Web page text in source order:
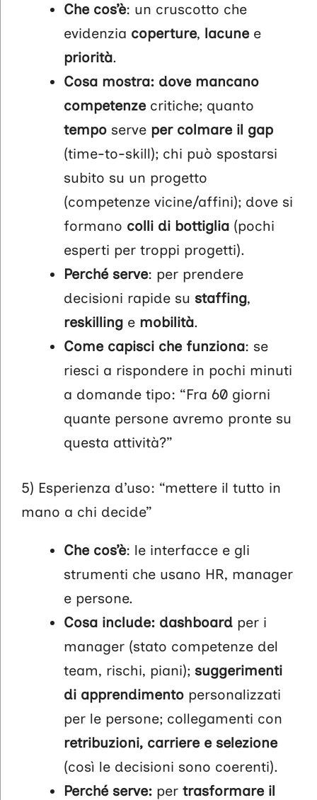
Che cos’è: un cruscotto che
evidenzia coperture, lacunee
priorità.
Cosa mostra: dove mancano
competenzecritiche; quanto
tempo serve per colmare il gap
(time-to-skill); chi può spostarsi
subito su un progetto
(competenze vicine/affini); dove si
formano colli di bottiglia (pochi
esperti per troppi progetti).
Perché serve: per prendere
decisioni rapide su staffing,
reskilling e mobilità.
Come capisci che funziona: se
riesci a rispondere in pochi minuti
a domande tipo: “Fra 60 giorni
quante persone avremo pronte su
questa attività?”
5) Esperienza d’uso: “mettere il tutto in
mano a chi decide”
Che cos’è: le interfacce e gli
strumenti che usano HR, manager
e persone.
Cosa include: dashboard per i
manager (stato competenze del
team, rischi, piani); suggerimenti
di apprendimento personalizzati
per le persone; collegamenti con
retribuzioni, carriere e selezione
(così le decisioni sono coerenti).
Perché serve: per trasformare il